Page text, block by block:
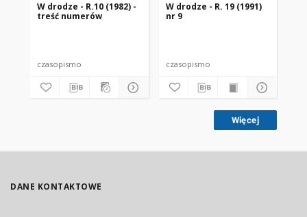
W drodze - R.10 (1982) -
treść numerów
czasopismo
W drodze - R. 19 (1991)
nr 9
czasopismo
Więcej
DANE KONTAKTOWE